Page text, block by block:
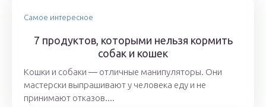
Самое интересное
7 продуктов, которыми нельзя кормить
собак и кошек
Кошки и собаки ― отличные манипуляторы. Они
мастерски выпрашивают у человека еду и не
принимают отказов....